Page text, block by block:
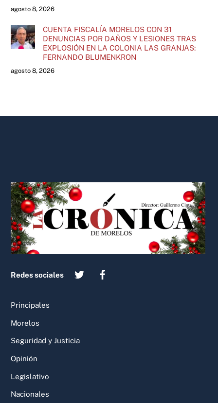
agosto 8, 2026
CUENTA FISCALÍA MORELOS CON 31
DENUNCIAS POR DAÑOS Y LESIONES TRAS
EXPLOSIÓN EN LA COLONIA LAS GRANJAS:
FERNANDO BLUMENKRON
agosto 8, 2026
To
Top
Redes sociales
Principales
Morelos
Seguridad y Justicia
Opinión
Legislativo
Nacionales